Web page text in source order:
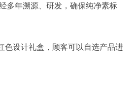
多年溯源、研发，确保纯净素标
色设计礼盒，顾客可以自选产品进